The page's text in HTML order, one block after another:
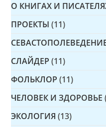
О КНИГАХ И
ПРОЕКТЫ (11)
СЛАЙДЕР (11)
ФОЛЬКЛОР (11)
ЧЕЛОВЕК И ЗДОРОВЬЕ
ЭКОЛОГИЯ (13)